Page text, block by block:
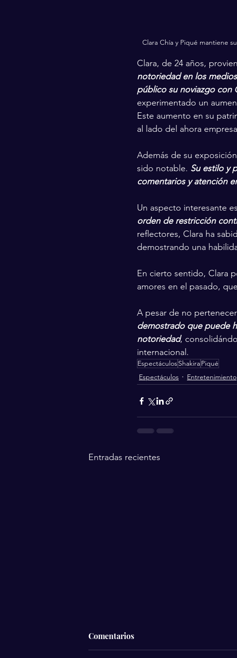
Clara Chía y Piqué mantiene
Clara, de 24 años,
notoriedad en los
público su noviazgo con
experimentado un
Este aumento en su
al lado del ahora
Además de su
sido notable. Su estilo y
comentarios y atención
Un aspecto interesante
orden de restricción
reflectores, Clara ha
demostrando una
En cierto sentido, Clara
amores en el pasado,
A pesar de no
demostrado que puede
notoriedad,
internacional.
EspectáculosShakiraPiqué
Espectáculos
Entretenimiento
Entradas recientes
Comentarios